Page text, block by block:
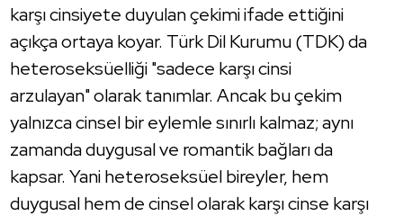
karşı cinsiyete duyulan çekimi ifade ettiğini
açıkça ortaya koyar. Türk Dil Kurumu (TDK) da
heteroseksüelliği "sadece karşı cinsi
arzulayan" olarak tanımlar. Ancak bu çekim
yalnızca cinsel bir eylemle sınırlı kalmaz; aynı
zamanda duygusal ve romantik bağları da
kapsar. Yani heteroseksüel bireyler, hem
duygusal hem de cinsel olarak karşı cinse karşı